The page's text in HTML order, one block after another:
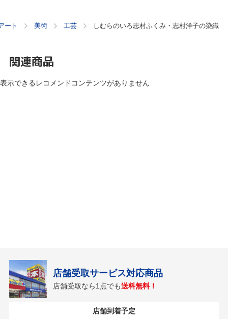
ート 美術 工芸 しむらのいろ志村ふくみ・志村洋子の染織
関連商品
表示できるレコメンドコンテンツがありません
店舗受取サービス対応商品
店舗受取なら1点でも送料無料！
店舗到着予定